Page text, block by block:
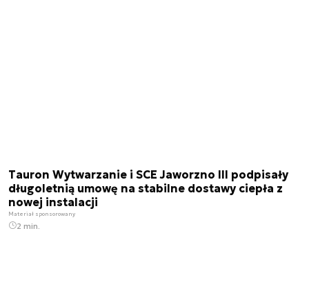
Tauron Wytwarzanie i SCE Jaworzno III podpisały
długoletnią umowę na stabilne dostawy ciepła z
nowej instalacji
Materiał sponsorowany
2 min.